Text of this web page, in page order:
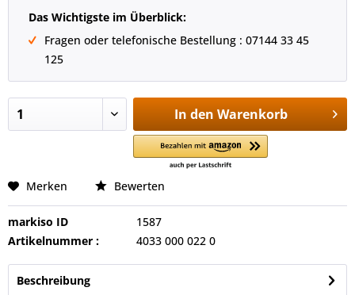
Das Wichtigste im Überblick:
Fragen oder telefonische Bestellung : 07144 33 45
125
In den Warenkorb
Merken Bewerten
markiso ID
1587
Artikelnummer :
4033 000 022 0
Beschreibung